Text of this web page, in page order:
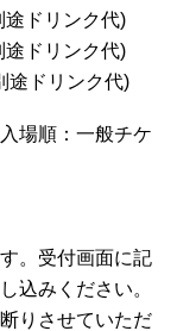
途ドリンク代)
途ドリンク代)
途ドリンク代)
場順：一般チケ
。受付画面に記
込みください。
りさせていただ